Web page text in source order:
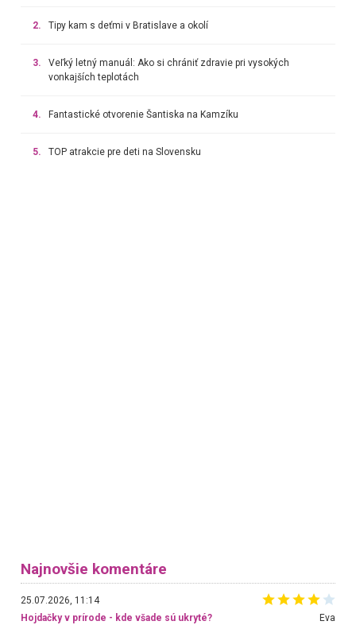
2. Tipy kam s deťmi v Bratislave a okolí
3.
Veľký letný manuál: Ako si chrániť zdravie pri vysokých
vonkajších teplotách
4. Fantastické otvorenie Šantiska na Kamzíku
5. TOP atrakcie pre deti na Slovensku
Najnovšie komentáre
25.07.2026, 11:14
Hojdačky v prírode - kde všade sú ukryté?
Eva